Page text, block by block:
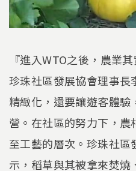
『進入WTO之後，農業
珍珠社區發展協會理事長
精緻化，還要讓遊客體
營。在社區的努力下，
至工藝的層次。珍珠社區
示，稻草與其被拿來焚